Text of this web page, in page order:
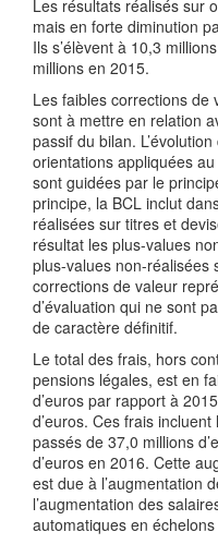
Les résultats réalisés sur
mais en forte diminution
Ils s’élèvent à 10,3
millions en 2015.
Les faibles corrections de
sont à mettre en relation
passif du bilan.
orientations appliquées
sont guidées par le
principe, la BCL inclut
réalisées sur titres et
résultat les plus-values
plus-values non-réalisées
corrections de valeur
d’évaluation qui ne sont
de caractère définitif.
Le total des frais, hors
pensions légales, est en
d’euros par rapport à
d’euros. Ces frais
passés de 37,0 millions
d’euros en 2016. Cette
est due à l’augmentation
l’augmentation des
automatiques en